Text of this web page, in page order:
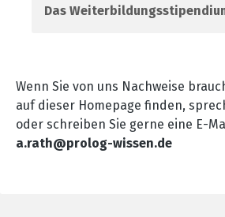
Das
Wenn Sie von uns Nachweise
auf dieser Homepage finden,
oder schreiben Sie gerne eine E-
a.rath@prolog-wissen.de